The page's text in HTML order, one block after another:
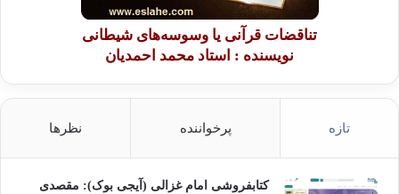
تناقضات قرآنی یا وسوسه‌های شیطانی
نویسنده : استاد محمد احمدیان
تازه پرخواننده نظرها
کتابفروشی امام غزالی (آیجی بوک): مقصدی